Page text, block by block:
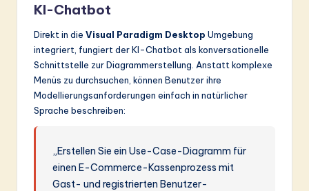
KI-Chatbot
Direkt in die Visual Paradigm Desktop Umgebung
integriert, fungiert der KI-Chatbot als konversationelle
Schnittstelle zur Diagrammerstellung. Anstatt komplexe
Menüs zu durchsuchen, können Benutzer ihre
Modellierungsanforderungen einfach in natürlicher
Sprache beschreiben:
„Erstellen Sie ein Use-Case-Diagramm für
einen E-Commerce-Kassenprozess mit
Gast- und registrierten Benutzer-